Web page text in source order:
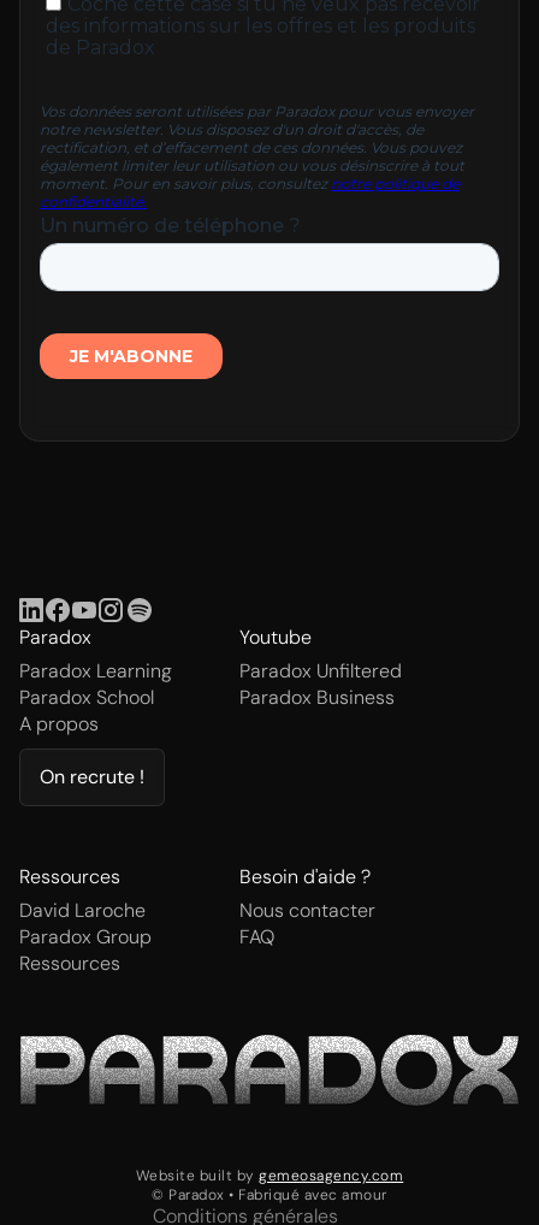
Paradox
Paradox Learning
Paradox School
A propos
On recrute !
Youtube
Paradox Unfiltered
Paradox Business
Ressources
David Laroche
Paradox Group
Ressources
Besoin d'aide ?
Nous contacter
FAQ
Website built bygemeosagency.com
© Paradox • Fabriqué avec amour
Conditions générales